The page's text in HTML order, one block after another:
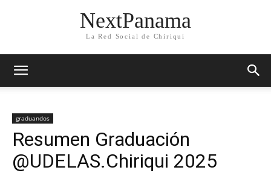
NextPanama
La Red Social de Chiriqui
graduandos
Resumen Graduación
@UDELAS.Chiriqui 2025